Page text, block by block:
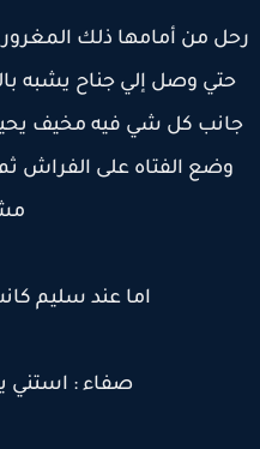
من أمامها ذلك
حتي وصل إلي جناح يشبه
كل شي فيه مخيف
وضع الفتاه على الفراش ثم
اما عند سليم
صفاء : استني